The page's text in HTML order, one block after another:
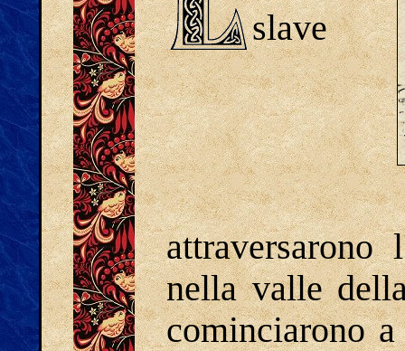
slave
nella valle
cominciarono a